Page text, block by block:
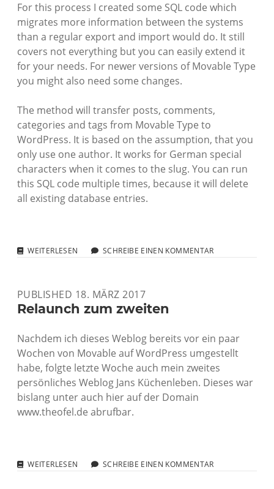
For this process I created some SQL code which
migrates more information between the systems
than a regular export and import would do. It still
covers not everything but you can easily extend it
for your needs. For newer versions of Movable Type
you might also need some changes.
The method will transfer posts, comments,
categories and tags from Movable Type to
WordPress. It is based on the assumption, that you
only use one author. It works for German special
characters when it comes to the slug. You can run
this SQL code multiple times, because it will delete
all existing database entries.
WEITERLESEN MIGRATION
TO
WORDPRESS
SCHREIBE EINEN KOMMENTAR
PUBLISHED 18. MÄRZ 2017
Relaunch zum zweiten
Nachdem ich dieses Weblog bereits vor ein paar
Wochen von Movable auf WordPress umgestellt
habe, folgte letzte Woche auch mein zweites
persönliches Weblog Jans Küchenleben. Dieses war
bislang unter auch hier auf der Domain
www.theofel.de abrufbar.
WEITERLESEN RELAUNCHSCHREIBE EINEN KOMMENTAR